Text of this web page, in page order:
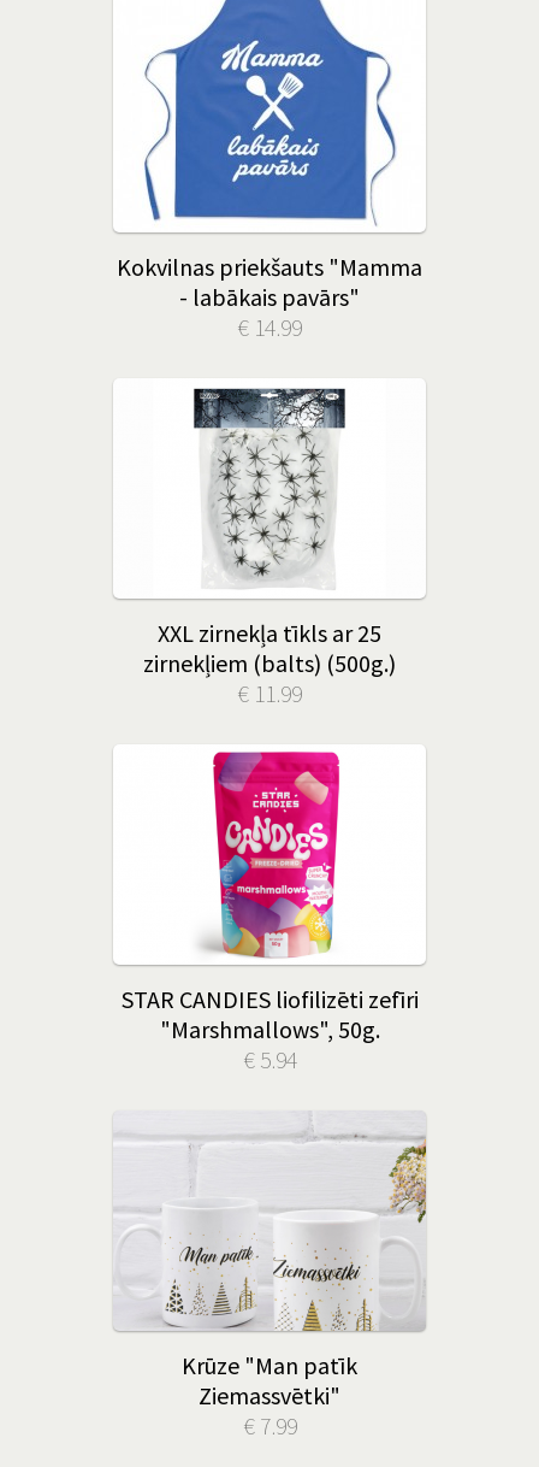
Kokvilnas priekšauts "Mamma
- labākais pavārs"
€ 14.99
XXL zirnekļa tīkls ar 25
zirnekļiem (balts) (500g.)
€ 11.99
STAR CANDIES liofilizēti zefīri
"Marshmallows", 50g.
€ 5.94
Krūze "Man patīk
Ziemassvētki"
€ 7.99